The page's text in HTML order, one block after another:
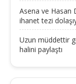
Asena ve Hasan
ihanet tezi
Uzun müddettir
halini paylaştı